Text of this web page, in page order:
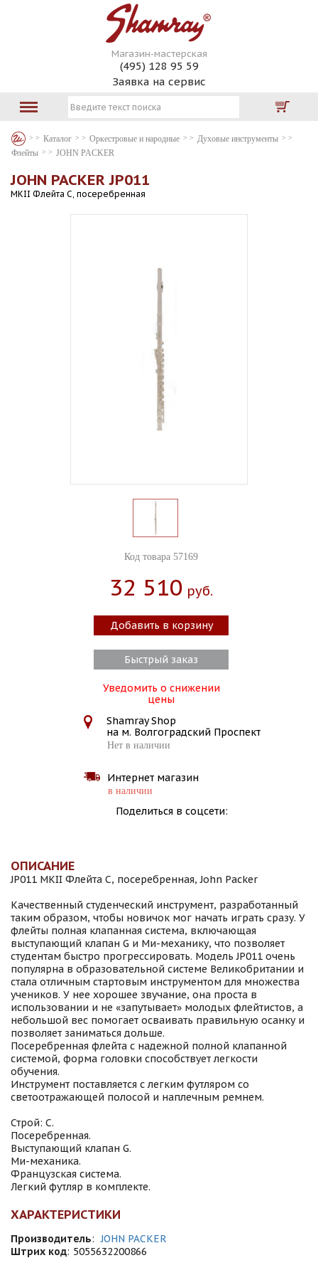
Магазин-мастерская
(495) 128 95 59
Заявка на сервис
Каталог Оркестровые и народные
Духовые инструменты
Флейты
JOHN PACKER
JOHN PACKER JP011
MKII Флейта C, посеребренная
Код товара 57169
32 510 Руб.
Добавить в корзину
Быстрый заказ
Уведомить о снижении
цены
Shamray Shop
на м. Волгоградский Проспект
Нет в наличии
Интернет магазин
в наличии
Поделиться в соцсети:
ОПИСАНИЕ
JP011 MKII Флейта C, посеребренная, John Packer
Качественный студенческий инструмент, разработанный
таким образом, чтобы новичок мог начать играть сразу. У
флейты полная клапанная система, включающая
выступающий клапан G и Ми-механику, что позволяет
студентам быстро прогрессировать. Модель JP011 очень
популярна в образовательной системе Великобритании и
стала отличным стартовым инструментом для множества
учеников. У нее хорошее звучание, она проста в
использовании и не «запутывает» молодых флейтистов, а
небольшой вес помогает осваивать правильную осанку и
позволяет заниматься дольше.
Посеребренная флейта с надежной полной клапанной
системой, форма головки способствует легкости
обучения.
Инструмент поставляется с легким футляром со
светоотражающей полосой и наплечным ремнем.
Строй: С.
Посеребренная.
Выступающий клапан G.
Ми-механика.
Французская система.
Легкий футляр в комплекте.
ХАРАКТЕРИСТИКИ
Производитель: JOHN PACKER
Штрих код: 5055632200866